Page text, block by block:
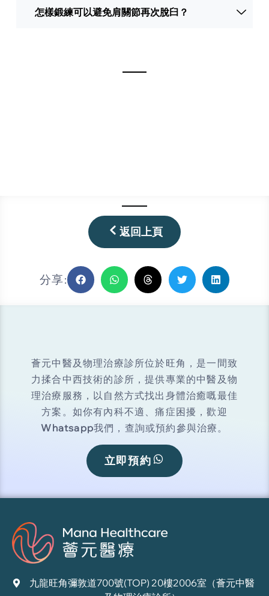
怎樣鍛練可以避免肩關節再次脫臼？
返回上頁
分享:
薈元中醫及物理治療診所位於旺角，是一間致
力揉合中西技術的診所，提供專業的中醫及物
理治療服務，以自然方式找出身體治癒嘅最佳
方案。如你有內科不適、痛症困擾，歡迎
Whatsapp我們，查詢或預約參與治療。
立即預約
九龍旺角彌敦道700號(TOP) 20樓2006室（薈元中醫